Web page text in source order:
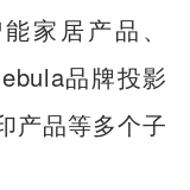
家居产品、
品牌投影
产品等多个子